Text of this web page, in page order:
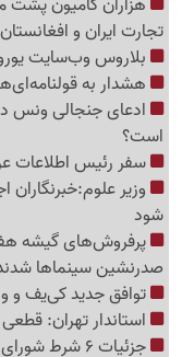
تجارت ایران و افغانستان
بلاروس وب‌سایت
هشدار به قولنامه‌ای‌ها؛ فقط 2 سال برای ثبت
ادعای جنجالی ونس
است؟
سفر رئیس اطلاعات
وزیر
شود
پرفروش‌های گیشه
صدرنشین سینماها
توافق جدید کی‌یف و
استاندار تهران:
جزئیات 6